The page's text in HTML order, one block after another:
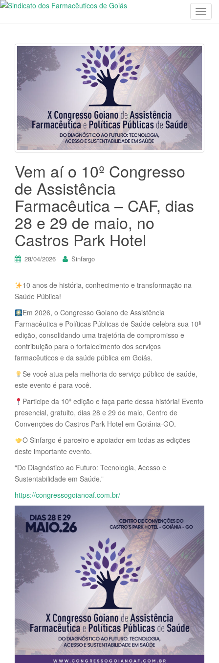
T
g
a
i
g
t
Vem aí o 10º Congresso
de Assistência
Farmacêutica – CAF, dias
28 e 29 de maio, no
Castros Park Hotel
28/04/2026 Sinfargo
10 anos de história, conhecimento e transformação na
Saúde Pública!
Em 2026, o Congresso Goiano de Assistência
Farmacêutica e Políticas Públicas de Saúde celebra sua 10ª
edição, consolidando uma trajetória de compromisso e
contribuição para o fortalecimento dos serviços
farmacêuticos e da saúde pública em Goiás.
Se você atua pela melhoria do serviço público de saúde,
este evento é para você.
Participe da 10ª edição e faça parte dessa história! Evento
presencial, gratuito, dias 28 e 29 de maio, Centro de
Convenções do Castros Park Hotel em Goiánia-GO.
O Sinfargo é parceiro e apoiador em todas as edições
deste importante evento.
“Do Diagnóstico ao Futuro: Tecnologia, Acesso e
Sustentabilidade em Saúde.”
https://congressogoianoaf.com.br/